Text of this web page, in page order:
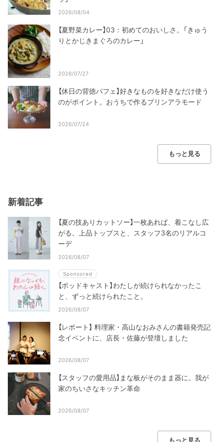
2026/08/04
【夏野菜カレー】03：初めてのおいしさ。「きゅう
りとかじきまぐろのカレー」
2026/07/27
【休日の背徳パフェ】好きなものを好きなだけ使う
のがポイント。おうちで作るプリンアラモード
2026/07/24
もっと見る
新着記事
【夏の技ありカットソー】一枚あれば、着こなし広
がる。上品トップスと、スタッフ3名のリアルコ
ーデ
2026/08/07
Sponsored
【ポッドキャスト】わたしが続けられなかったこ
と、ずっと続けられたこと。
2026/08/07
【レポート】 料理家・高山なおみさんの書籍発売記
念イベントに、店長・佐藤が登壇しました
2026/08/07
【スタッフの愛用品】まな板がそのまま器に。我が
家のちいさなキッチン革命
2026/08/07
もっと見る